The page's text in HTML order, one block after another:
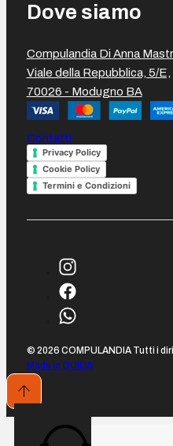
Dove siamo
Compulandia Di Anna
Viale della Repubblica, 5/E,
70026 - Modugno BA
Contatti
Privacy Policy
Cookie Policy
Termini e Condizioni
© 2026 COMPULANDIA Tutti i
Made in QUILIA